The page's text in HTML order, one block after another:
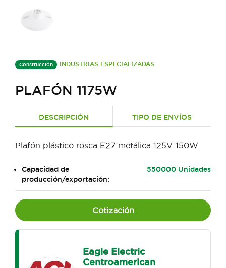
Construcción INDUSTRIAS ESPECIALIZADAS
PLAFÓN 1175W
DESCRIPCIÓN TIPO DE ENVÍOS
Plafón plástico rosca E27 metálica 125V-150W
Capacidad de
producción/exportación:
550000 Unidades
Cotización
Eagle Electric
Centroamerican